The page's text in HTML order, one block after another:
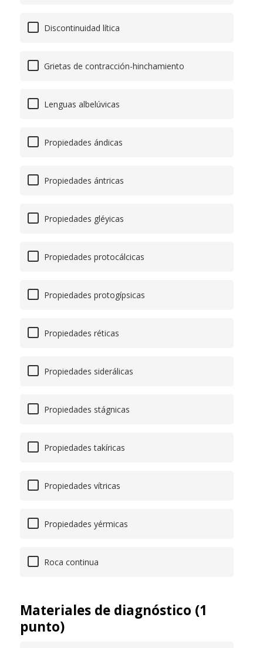
Discontinuidad lítica
Grietas de contracción-hinchamiento
Lenguas albelúvicas
Propiedades ándicas
Propiedades ántricas
Propiedades gléyicas
Propiedades protocálcicas
Propiedades protogípsicas
Propiedades réticas
Propiedades siderálicas
Propiedades stágnicas
Propiedades takíricas
Propiedades vítricas
Propiedades yérmicas
Roca continua
Materiales de diagnóstico (1
punto)